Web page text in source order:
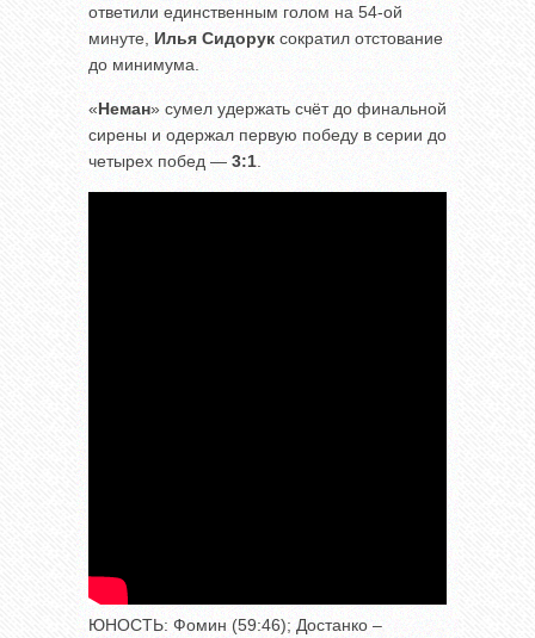
ответили единственным голом на 54-ой
минуте, Илья Сидорук сократил отстование
до минимума.
«Неман» сумел удержать счёт до финальной
сирены и одержал первую победу в серии до
четырех побед — 3:1.
ЮНОСТЬ: Фомин (59:46); Достанко –